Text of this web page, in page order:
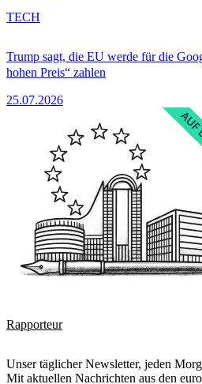
Trump sagt, die EU werde für die
hohen Preis“ zahlen
25.07.2026
TECH
Rapporteur
Unser täglicher Newsletter, jeden
Mit aktuellen Nachrichten aus den